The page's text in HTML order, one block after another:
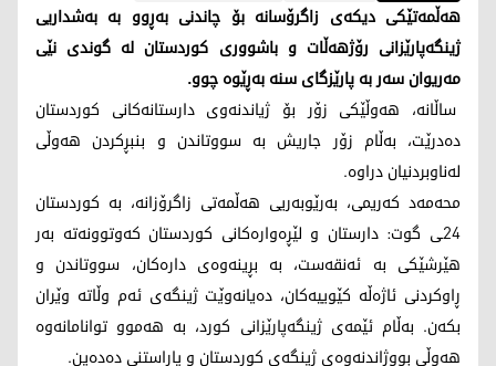
هەڵمەتێکی دیکەی زاگرۆسانە بۆ چاندنی بەڕوو بە بەشداریی
ژینگەپارێزانی رۆژهەڵات و باشووری کوردستان لە گوندی نێی
مەریوان سەر بە پارێزگای سنە بەڕێوە چوو.
ساڵانە، هەوڵێکی زۆر بۆ ژیاندنەوی دارستانەکانی کوردستان
دەدرێت، بەڵام زۆر جاریش بە سووتاندن و بنبڕکردن هەوڵی
لەناوبردنیان دراوە.
محەمەد کەریمی، بەرێوبەریی هەڵمەتی زاگرۆزانە، بە کوردستان
24ـی گوت: دارستان و لێڕەوارەکانی کوردستان کەوتوونەتە بەر
هێرشێکی بە ئەنقەست، بە بڕینەوەی دارەکان، سووتاندن و
ڕاوکردنی ئاژەڵە کێوییەکان، دەیانەوێت ژینگەی ئەم وڵاتە وێران
بکەن. بەڵام ئێمەی ژینگەپارێزانی کورد، بە هەموو توانامانەوە
هەوڵی بووژاندنەوەی ژینگەی کوردستان و پاراستنی دەدەین.